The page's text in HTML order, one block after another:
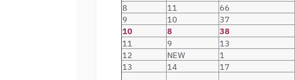
8 11 66
9
10 37
10 8 38
11 9 13
12
NEW 1
13
14 17